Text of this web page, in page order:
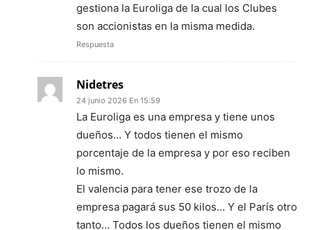
gestiona la Euroliga de la cual los Clubes
son accionistas en la misma medida.
Respuesta
Nidetres
24 junio 2026 En 15:59
La Euroliga es una empresa y tiene unos
dueños… Y todos tienen el mismo
porcentaje de la empresa y por eso reciben
lo mismo.
El valencia para tener ese trozo de la
empresa pagará sus 50 kilos… Y el París otro
tanto… Todos los dueños tienen el mismo